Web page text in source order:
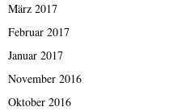
März 2017
Februar 2017
Januar 2017
November 2016
Oktober 2016